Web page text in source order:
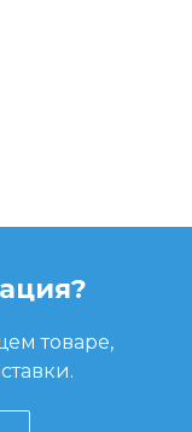
товаре,